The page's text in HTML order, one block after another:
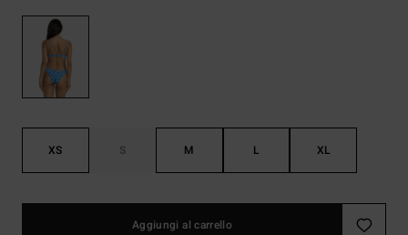
XS S M L XL
Aggiungi al carrello